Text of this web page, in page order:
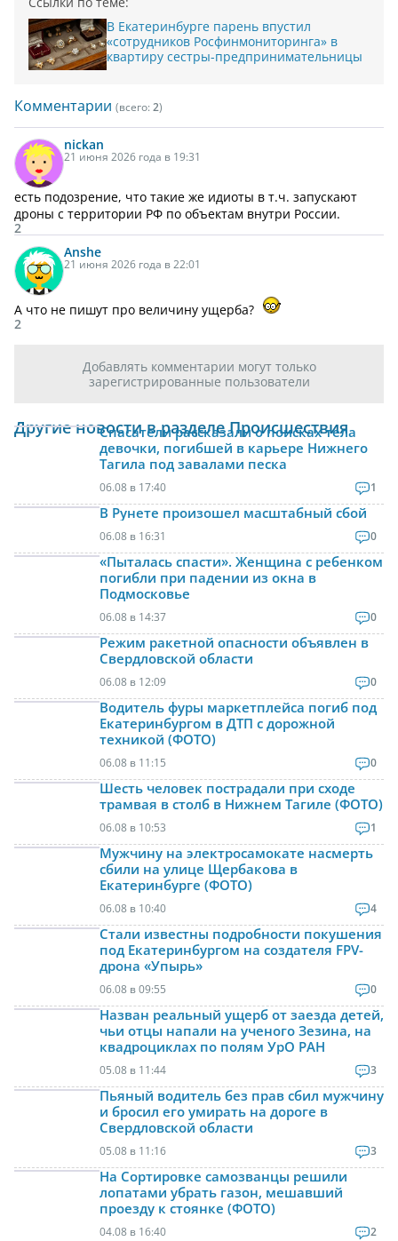
В Екатеринбурге парень впустил
«сотрудников Росфинмониторинга» в
квартиру сестры-предпринимательницы
Комментарии (всего: 2)
nickan
21 июня 2026 года в 19:31
есть подозрение, что такие же идиоты в т.ч. запускают
дроны с территории РФ по объектам внутри России.
2
Anshe
21 июня 2026 года в 22:01
А что не пишут про величину ущерба?
2
Добавлять комментарии могут только
зарегистрированные пользователи
Другие новости в разделе Происшествия
Спасатели рассказали о поисках тела
девочки, погибшей в карьере Нижнего
Тагила под завалами песка
06.08 в 17:40 1
В Рунете произошел масштабный сбой
06.08 в 16:31 0
«Пыталась спасти». Женщина с ребенком
погибли при падении из окна в
Подмосковье
06.08 в 14:37 0
Режим ракетной опасности объявлен в
Свердловской области
06.08 в 12:09 0
Водитель фуры маркетплейса погиб под
Екатеринбургом в ДТП с дорожной
техникой (ФОТО)
06.08 в 11:15 0
Шесть человек пострадали при сходе
трамвая в столб в Нижнем Тагиле (ФОТО)
06.08 в 10:53 1
Мужчину на электросамокате насмерть
сбили на улице Щербакова в
Екатеринбурге (ФОТО)
06.08 в 10:40 4
Стали известны подробности покушения
под Екатеринбургом на создателя FPV-
дрона «Упырь»
06.08 в 09:55 0
Назван реальный ущерб от заезда детей,
чьи отцы напали на ученого Зезина, на
квадроциклах по полям УрО РАН
05.08 в 11:44 3
Пьяный водитель без прав сбил мужчину
и бросил его умирать на дороге в
Свердловской области
05.08 в 11:16 3
На Сортировке самозванцы решили
лопатами убрать газон, мешавший
проезду к стоянке (ФОТО)
04.08 в 16:40 2